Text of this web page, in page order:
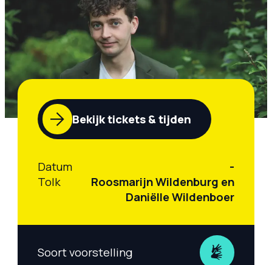
Bekijk tickets & tijden
Datum
-
Tolk
Roosmarijn Wildenburg en
Daniëlle Wildenboer
Soort voorstelling